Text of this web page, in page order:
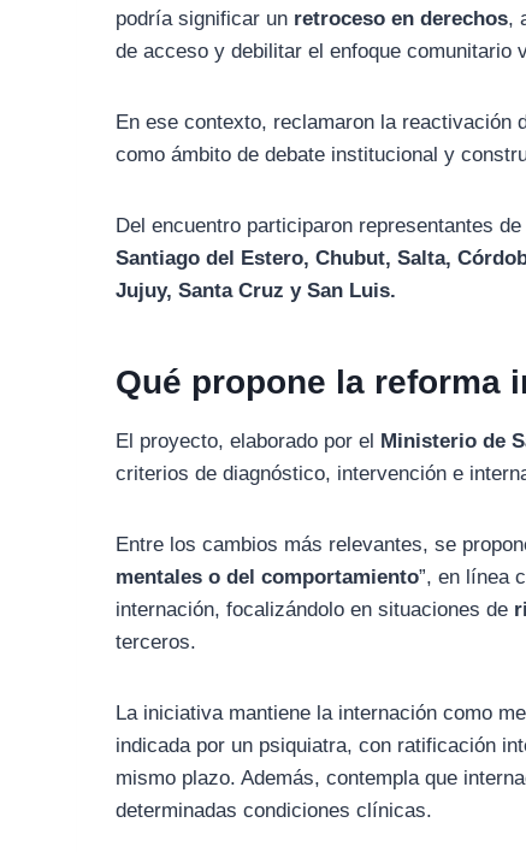
podría significar un retroceso en derechos,
de acceso y debilitar el enfoque comunitario
En ese contexto, reclamaron la reactivación
como ámbito de debate institucional y
Del encuentro participaron representantes de
Santiago del Estero, Chubut, Salta,
Jujuy, Santa Cruz y San Luis.
Qué propone la reforma
El proyecto, elaborado por el Ministerio de
criterios de diagnóstico, intervención e
Entre los cambios más relevantes, se
mentales o del comportamiento”, en línea
internación, focalizándolo en situaciones de
terceros.
La iniciativa mantiene la internación como
indicada por un psiquiatra, con ratificación
mismo plazo. Además, contempla que
determinadas condiciones clínicas.